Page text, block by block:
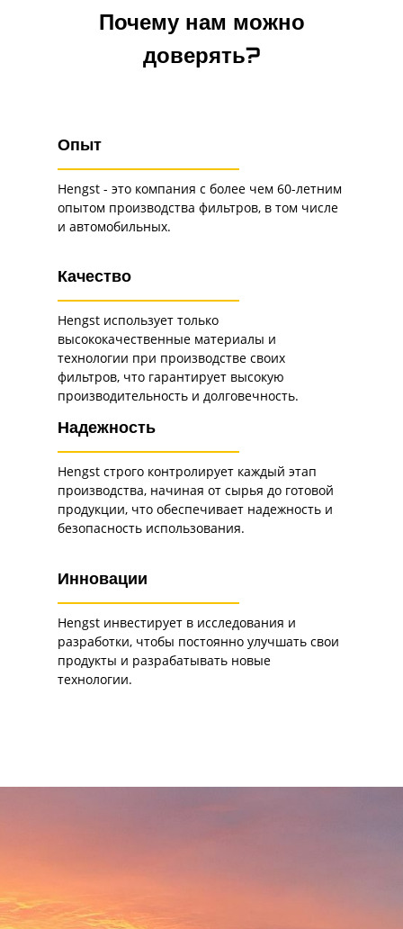
Почему нам можно
доверять?
Опыт
Hengst - это компания с более чем 60-летним
опытом производства фильтров, в том числе
и автомобильных.
Качество
Надежность
Hengst использует только
высококачественные материалы и
технологии при производстве своих
фильтров, что гарантирует высокую
производительность и долговечность.
Инновации
Hengst строго контролирует каждый этап
производства, начиная от сырья до готовой
продукции, что обеспечивает надежность и
безопасность использования.
Hengst инвестирует в исследования и
разработки, чтобы постоянно улучшать свои
продукты и разрабатывать новые
технологии.